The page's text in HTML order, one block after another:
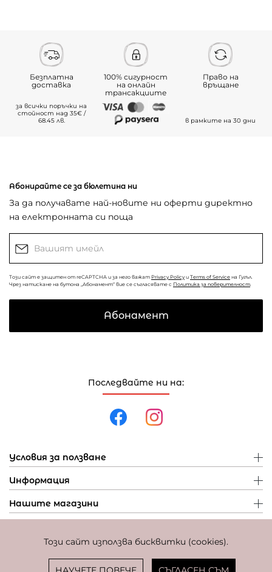
Този сайт използва бисквитки (cookies).
Безплатна
доставка
за всички поръчки на
стойност над 35€ /
68.45 лв.
100% сигурност
на онлайн
трансакциите
Право на
връщане
в рамките на 30 дни
Последвайте ни на:
Условия за ползване
Информация
Нашите магазини
Абонирайте се за бюлетина ни
За да получавате най-новите ни оферти директно
на електронната си поща
Този сайт е защитен от reCAPTCHA и за него важат Privacy Policy и Terms of Service на Гугъл.
Чрез натискане на бутона „Абонамент“ вие се съгласявате с Политика за поверителност
Абонамент
Фиксиран курс за превалутиране: 1 EUR = 1,95583 BGN